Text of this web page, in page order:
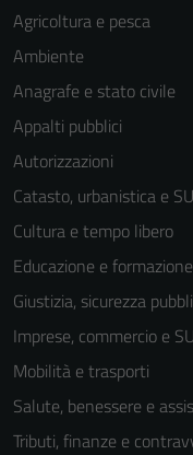
Agricoltura e pesca
Ambiente
Anagrafe e stato civile
Appalti pubblici
Autorizzazioni
Catasto, urbanistica e
Cultura e tempo libero
Educazione e formazione
Giustizia, sicurezza
Imprese, commercio e
Mobilità e trasporti
Salute, benessere e
Tributi, finanze e